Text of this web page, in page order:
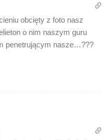
obcięty z foto nasz
o nim naszym guru
penetrującym nasze…???